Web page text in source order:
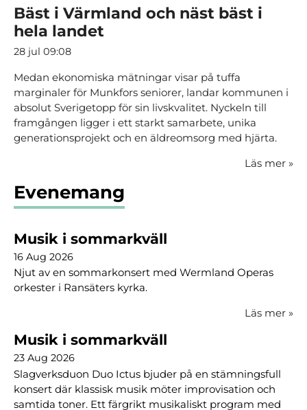
Bäst i Värmland och näst bäst i
hela landet
28 jul 09:08
Medan ekonomiska mätningar visar på tuffa
marginaler för Munkfors seniorer, landar kommunen i
absolut Sverigetopp för sin livskvalitet. Nyckeln till
framgången ligger i ett starkt samarbete, unika
generationsprojekt och en äldreomsorg med hjärta.
Läs mer »
Evenemang
Musik i sommarkväll
16 Aug 2026
Njut av en sommarkonsert med Wermland Operas
orkester i Ransäters kyrka.
Läs mer »
Musik i sommarkväll
23 Aug 2026
Slagverksduon Duo Ictus bjuder på en stämningsfull
konsert där klassisk musik möter improvisation och
samtida toner. Ett färgrikt musikaliskt program med